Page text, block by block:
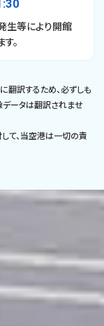
生等により開館
。
翻訳するため、必ずしも
データは翻訳されませ
て、当空港は一切の責